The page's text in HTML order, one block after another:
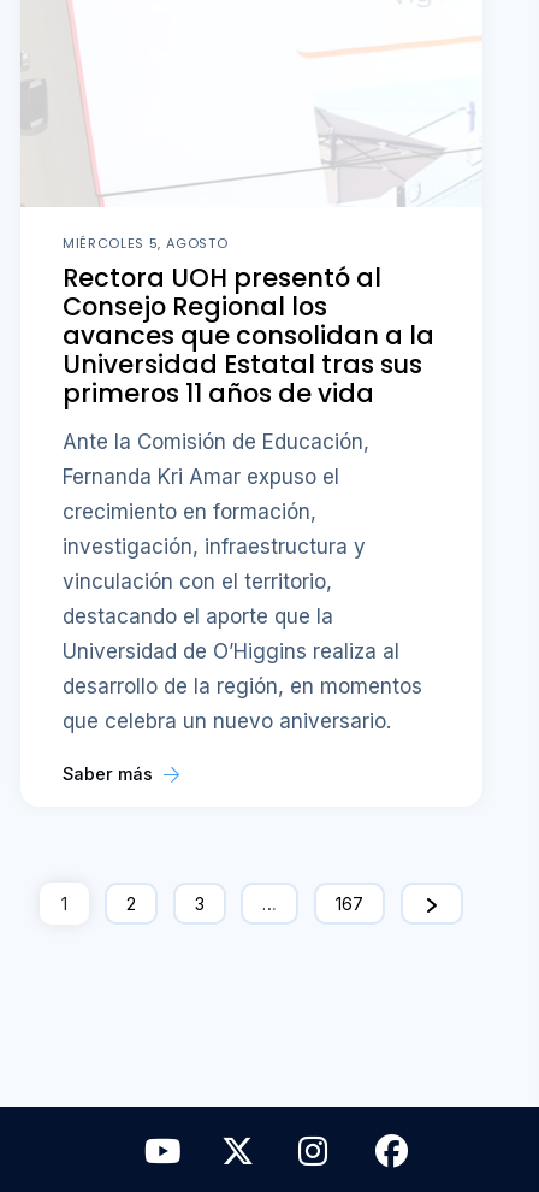
MIÉRCOLES 5, AGOSTO
Rectora UOH presentó al
Consejo Regional los
avances que consolidan a la
Universidad Estatal tras sus
primeros 11 años de vida
Ante la Comisión de Educación,
Fernanda Kri Amar expuso el
crecimiento en formación,
investigación, infraestructura y
vinculación con el territorio,
destacando el aporte que la
Universidad de O’Higgins realiza al
desarrollo de la región, en momentos
que celebra un nuevo aniversario.
Saber más
1 2 3 … 167